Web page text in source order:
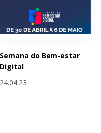
Semana do Bem-estar
Digital
24.04.23